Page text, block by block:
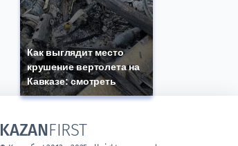
Как выглядит место
крушение вертолета на
Кавказе: смотреть
KAZANFIRST